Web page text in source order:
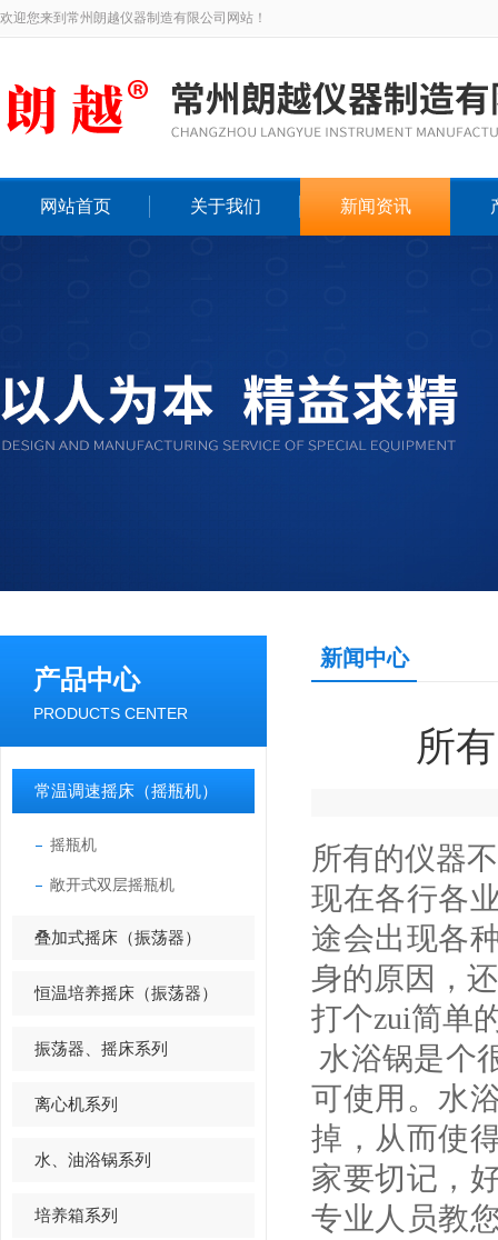
欢迎您来到常州朗越仪器制造有限公司网站！
网站首页 关于我们 新闻资讯
产品中心
PRODUCTS CENTER
常温调速摇床（摇瓶机）
摇瓶机
敞开式双层摇瓶机
叠加式摇床（振荡器）
恒温培养摇床（振荡器）
振荡器、摇床系列
离心机系列
水、油浴锅系列
培养箱系列
新闻中心
所
所有的仪器
现在各行各
途会出现各
身的原因，
打个zui简单
水浴锅是个
可使用。水
掉，从而使
家要切记，
专业人员教